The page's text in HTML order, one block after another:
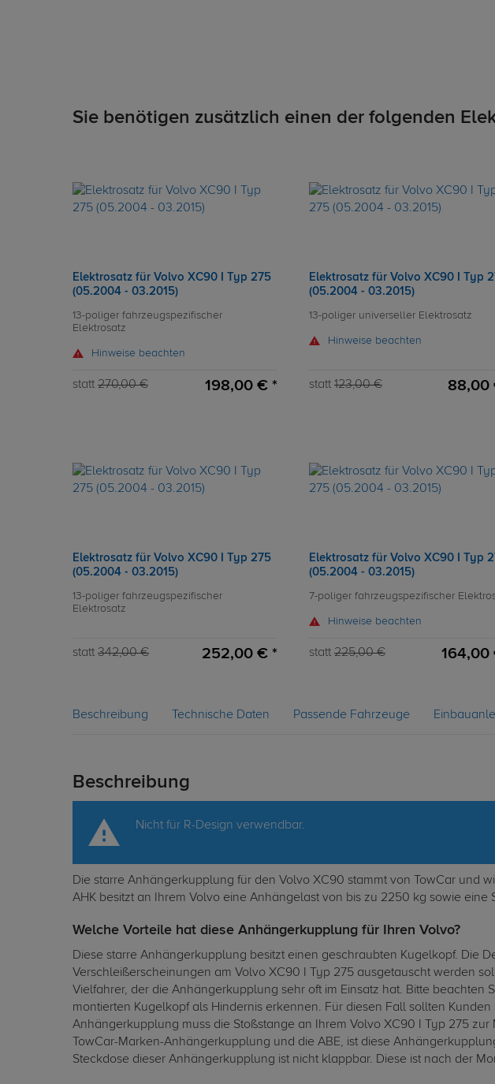
Sie benötigen zusätzlich einen der folgenden
Elektrosatz für Volvo XC90 I Typ 275
(05.2004 - 03.2015)
13-poliger fahrzeugspezifischer
Elektrosatz
Hinweise beachten
statt 270,00 € 198,00 € *
Elektrosatz für Volvo XC90 I Typ
(05.2004 - 03.2015)
13-poliger universeller Elektrosatz
Hinweise beachten
statt 123,00 € 88,00
Elektrosatz für Volvo XC90 I Typ 275
(05.2004 - 03.2015)
13-poliger fahrzeugspezifischer
Elektrosatz
statt 342,00 € 252,00 € *
Elektrosatz für Volvo XC90 I Typ
(05.2004 - 03.2015)
7-poliger fahrzeugspezifischer
Hinweise beachten
statt 225,00 € 164,00
Beschreibung Technische Daten Passende Fahrzeuge
Beschreibung
Nicht für R-Design verwendbar.
Die starre Anhängerkupplung für den Volvo XC90 stammt von TowCar und
AHK besitzt an Ihrem Volvo eine Anhängelast von bis zu 2250 kg sowie eine
Welche Vorteile hat diese Anhängerkupplung für Ihren Volvo?
Diese starre Anhängerkupplung besitzt einen geschraubten Kugelkopf. Die
Verschleißerscheinungen am Volvo XC90 I Typ 275 ausgetauscht werden
Vielfahrer, der die Anhängerkupplung sehr oft im Einsatz hat. Bitte
montierten Kugelkopf als Hindernis erkennen. Für diesen Fall sollten
Anhängerkupplung muss die Stoßstange an Ihrem Volvo XC90 I Typ 275
TowCar-Marken-Anhängerkupplung und die ABE, ist diese
Steckdose dieser Anhängerkupplung ist nicht klappbar. Diese ist nach der